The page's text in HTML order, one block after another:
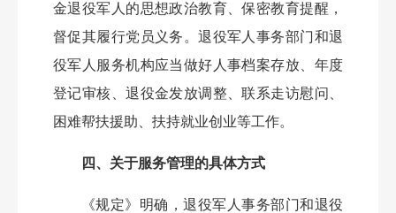
金退役军人的思想政治教育、保密教育提醒，
督促其履行党员义务。退役军人事务部门和退
役军人服务机构应当做好人事档案存放、年度
登记审核、退役金发放调整、联系走访慰问、
困难帮扶援助、扶持就业创业等工作。
四、关于服务管理的具体方式
《规定》明确，退役军人事务部门和退役